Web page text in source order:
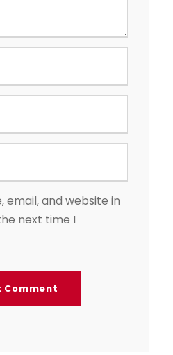
email, and website in
next time I